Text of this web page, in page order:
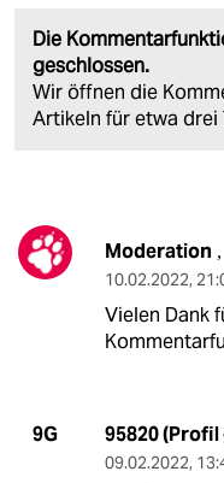
Die
geschlossen.
Wir öffnen die
Artikeln für etwa drei
Moderation,
10.02.2022,
Vielen Dank
9G 95820
09.02.2022,